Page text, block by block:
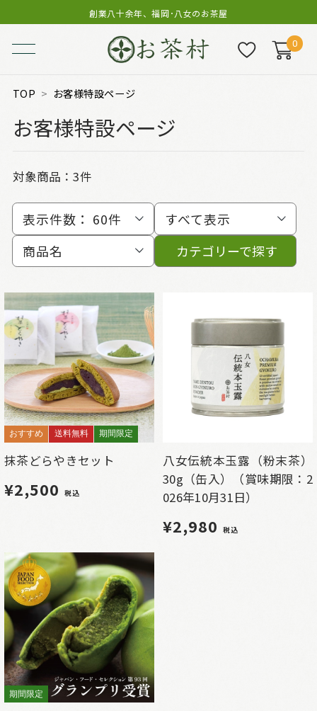
創業八十余年、福岡･八女のお茶屋
0
TOP お客様特設ページ
お客様特設ページ
対象商品： 3件
表示件数： 60件
すべて表示
商品名
カテゴリーで探す
おすすめ 送料無料 期間限定
抹茶どらやきセット
¥2,500 税込
八女伝統本玉露（粉末茶）
30g（缶入）（賞味期限：2
026年10月31日）
¥2,980 税込
期間限定